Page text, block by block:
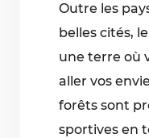
Outre les
belles cités,
une terre où
aller vos
forêts sont
sportives en